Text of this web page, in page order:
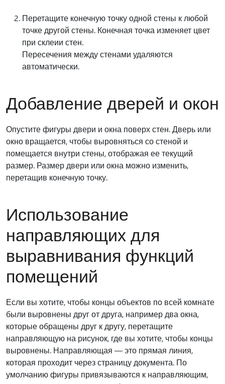
Перетащите конечную точку одной стены к любой
точке другой стены. Конечная точка изменяет цвет
при склеии стен.
Пересечения между стенами удаляются
автоматически.
Добавление дверей и окон
Опустите фигуры двери и окна поверх стен. Дверь или
окно вращается, чтобы выровняться со стеной и
помещается внутри стены, отображая ее текущий
размер. Размер двери или окна можно изменить,
перетащив конечную точку.
Использование
направляющих для
выравнивания функций
помещений
Если вы хотите, чтобы концы объектов по всей комнате
были выровнены друг от друга, например два окна,
которые обращены друг к другу, перетащите
направляющую на рисунок, где вы хотите, чтобы концы
выровнены. Направляющая — это прямая линия,
которая проходит через страницу документа. По
умолчанию фигуры привязываются к направляющим,